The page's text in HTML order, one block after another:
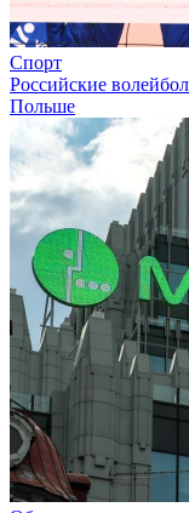
Спорт
Российские
Польше